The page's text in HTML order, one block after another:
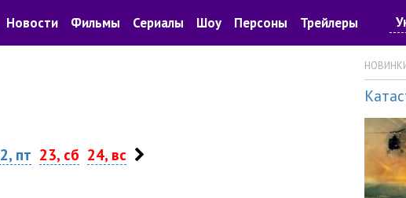
Новости Фильмы Сериалы Шоу Персоны Трейлеры
пт 23, сб 24, вс